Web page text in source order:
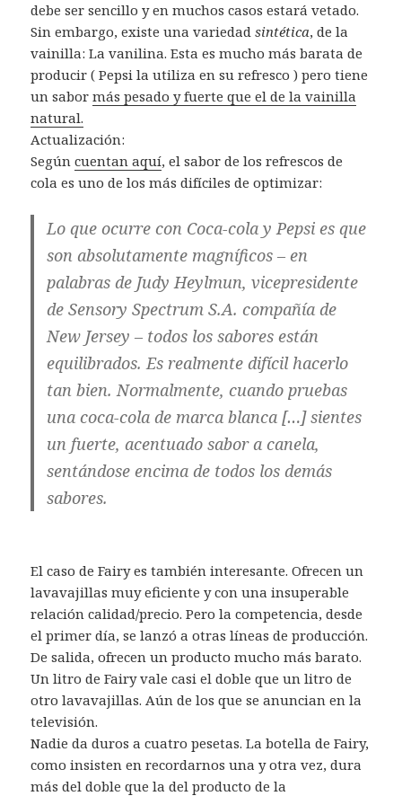
debe ser sencillo y en muchos casos estará vetado.
Sin embargo, existe una variedadsintética, de la
vainilla: La vanilina. Esta es mucho más barata de
producir ( Pepsi la utiliza en su refresco ) pero tiene
un sabormás pesado y fuerte que el de la vainilla
natural.
Actualización:
Segúncuentan aquí, el sabor de los refrescos de
cola es uno de los más difíciles de optimizar:
Lo que ocurre con Coca-cola y Pepsi es que
son absolutamente magníficos – en
palabras de Judy Heylmun, vicepresidente
de Sensory Spectrum S.A. compañía de
New Jersey – todos los sabores están
equilibrados. Es realmente difícil hacerlo
tan bien. Normalmente, cuando pruebas
una coca-cola de marca blanca […] sientes
un fuerte, acentuado sabor a canela,
sentándose encima de todos los demás
sabores.
El caso de Fairy es también interesante. Ofrecen un
lavavajillas muy eficiente y con una insuperable
relación calidad/precio. Pero la competencia, desde
el primer día, se lanzó a otras líneas de producción.
De salida, ofrecen un producto mucho más barato.
Un litro de Fairy vale casi el doble que un litro de
otro lavavajillas. Aún de los que se anuncian en la
televisión.
Nadie da duros a cuatro pesetas. La botella de Fairy,
como insisten en recordarnos una y otra vez, dura
más del doble que la del producto de la